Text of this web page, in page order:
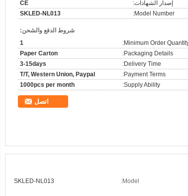
إصدار الشهادات:
CE
Model Number:
SKLED-NL013
شروط الدفع والشحن:
Minimum Order
1
Packaging Details:
Paper Carton
Delivery Time:
3-15days
Payment Terms:
T/T, Western Union, Paypal
Supply Ability:
1000pcs per month
اتصل
Model:
SKLED-NL013